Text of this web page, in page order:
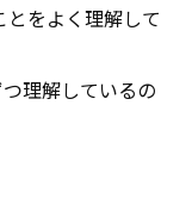
をよく理解して
理解しているの